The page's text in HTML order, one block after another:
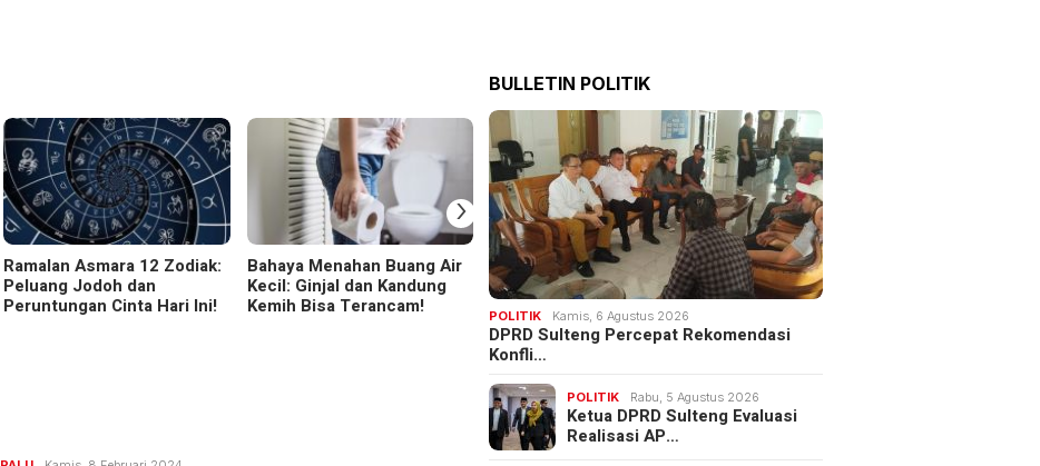
Ramalan Asmara 12 Zodiak:
Peluang Jodoh dan
Peruntungan Cinta Hari Ini!
Bahaya Menahan Buang Air
Kecil: Ginjal dan Kandung
Kemih Bisa Terancam!
Pemerintah Siapkan
Perlinsos Digital, Integrasi
Data Bansos Ditarget
Rampung Akhir 2026
Minuman Sehat untuk Hati,
Rahasia Detoks Alami yang
Jarang Diketahui
›
BULLETIN POLITIK
POLITIK Kamis, 6 Agustus 2026
DPRD Sulteng Percepat Rekomendasi
Konfli…
POLITIK Rabu, 5 Agustus 2026
Ketua DPRD Sulteng Evaluasi
Realisasi AP…